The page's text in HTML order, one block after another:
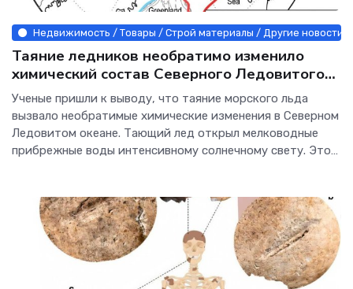
Недвижимость / Товары / Строй материалы / Другие новости /
Таяние ледников необратимо изменило
химический состав Северного Ледовитого
океана - Интернет технологии.
Ученые пришли к выводу, что таяние морского льда
вызвало необратимые химические изменения в Северном
Ледовитом океане. Тающий лед открыл мелководные
прибрежные воды интенсивному солнечному свету. Это